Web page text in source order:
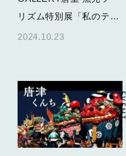
リズム特別展「私のティ
ータイム展」を開催しま
2024.10.23
EVENT